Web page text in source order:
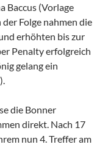
Baccus (Vorlage
Folge nahmen die
erhöhten bis zur
Penalty erfolgreich
gelang ein
die Bonner
direkt. Nach 17
nun 4. Treffer am